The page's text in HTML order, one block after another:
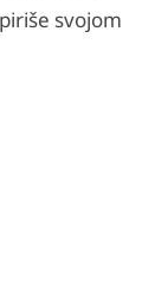
svojom